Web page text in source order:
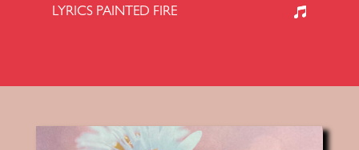
LYRICS PAINTED FIRE